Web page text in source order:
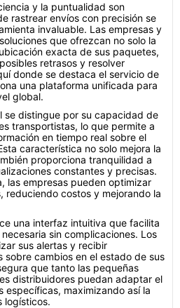
y la puntualidad son
rastrear envíos con precisión se
invaluable. Las empresas y
que ofrezcan no solo la
exacta de sus paquetes,
retrasos y resolver
donde se destaca el servicio de
una plataforma unificada para
global.
se distingue por su capacidad de
transportistas, lo que permite a
en tiempo real sobre el
característica no solo mejora la
proporciona tranquilidad a
constantes y precisas.
las empresas pueden optimizar
reduciendo costos y mejorando la
una interfaz intuitiva que facilita
sin complicaciones. Los
sus alertas y recibir
sobre cambios en el estado de sus
que tanto las pequeñas
distribuidores puedan adaptar el
específicas, maximizando así la
logísticos.